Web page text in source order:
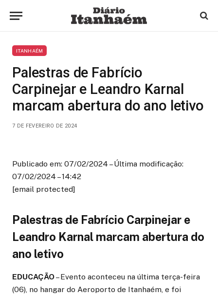
ITANHAÉM
Palestras de Fabrício
Carpinejar e Leandro Karnal
marcam abertura do ano letivo
7 DE FEVEREIRO DE 2024
Publicado em: 07/02/2024 – Última modificação:
07/02/2024 – 14:42
[email protected]
Palestras de Fabrício Carpinejar e
Leandro Karnal marcam abertura do
ano letivo
EDUCAÇÃO– Evento aconteceu na última terça-feira
(06), no hangar do Aeroporto de Itanhaém, e foi